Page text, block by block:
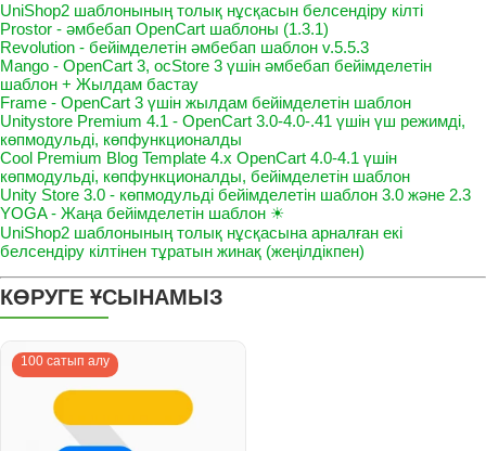
UniShop2 шаблонының толық нұсқасын белсендіру кілті
Prostor - әмбебап OpenCart шаблоны (1.3.1)
Revolution - бейімделетін әмбебап шаблон v.5.5.3
Mango - OpenCart 3, ocStore 3 үшін әмбебап бейімделетін
шаблон + Жылдам бастау
Frame - OpenCart 3 үшін жылдам бейімделетін шаблон
Unitystore Premium 4.1 - OpenCart 3.0-4.0-.41 үшін үш режимді,
көпмодульді, көпфункционалды
Cool Premium Blog Template 4.x OpenCart 4.0-4.1 үшін
көпмодульді, көпфункционалды, бейімделетін шаблон
Unity Store 3.0 - көпмодульді бейімделетін шаблон 3.0 және 2.3
YOGA - Жаңа бейімделетін шаблон ☀
UniShop2 шаблонының толық нұсқасына арналған екі
белсендіру кілтінен тұратын жинақ (жеңілдікпен)
КӨРУГЕ ҰСЫНАМЫЗ
100 сатып алу